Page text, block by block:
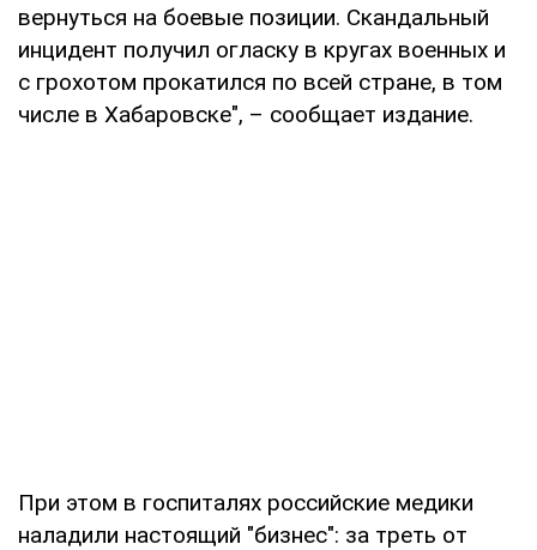
вернуться на боевые позиции. Скандальный
инцидент получил огласку в кругах военных и
с грохотом прокатился по всей стране, в том
числе в Хабаровске", – сообщает издание.
При этом в госпиталях российские медики
наладили настоящий "бизнес": за треть от